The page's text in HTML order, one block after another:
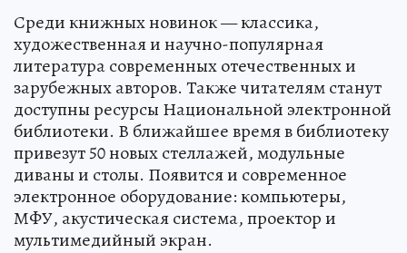
Среди книжных новинок — классика,
художественная и научно-популярная
литература современных отечественных и
зарубежных авторов. Также читателям станут
доступны ресурсы Национальной электронной
библиотеки. В ближайшее время в библиотеку
привезут 50 новых стеллажей, модульные
диваны и столы. Появится и современное
электронное оборудование: компьютеры,
МФУ, акустическая система, проектор и
мультимедийный экран.